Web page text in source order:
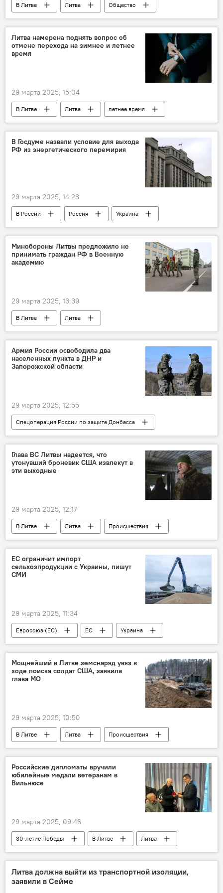
В Литве Литва
Общество
Политика
"Лесные братья"
памятники
Холокост
Литва намерена поднять вопрос об
отмене перехода на зимнее и летнее
время
29 марта 2025, 15:04
В Литве Литва
летнее время
время
ЕС
Евросоюз (ЕС)
президентский дворец
В Госдуме назвали условие для выхода
РФ из энергетического перемирия
29 марта 2025, 14:23
В России Россия
Украина
Госдума РФ
энергетика
Политика
политика
Минобороны Литвы предложило не
принимать граждан РФ в Военную
академию
29 марта 2025, 13:39
В Литве
Литва
Минобороны Литвы
военные
Россия
Китай
Военная академия Литвы имени Йонаса Жямайтиса
Армия России освободила два
населенных пункта в ДНР и
Запорожской области
29 марта 2025, 12:55
Спецоперация России по защите Донбасса
Россия
В России
Украина
ВС РФ
ДНР
Запорожская область
освобождение
Глава ВС Литвы надеется, что
утонувший броневик США извлекут в
эти выходные
29 марта 2025, 12:17
В Литве Литва
Происшествия
Инцидент с военными из США в Литве
ВС Литвы
США
Общество
ЕС ограничит импорт
сельхозпродукции с Украины, пишут
СМИ
29 марта 2025, 11:34
Евросоюз (ЕС) ЕС
Украина
зерновые
зерно
Экономика
торговля
импорт
Мощнейший в Литве земснаряд увяз в
ходе поиска солдат США, заявила
глава МО
29 марта 2025, 10:50
В Литве Литва
Происшествия
Инцидент с военными из США в Литве
спасатели
Минобороны Литвы
Довиле Шакалене
Общество США
Российские дипломаты вручили
юбилейные медали ветеранам в
Вильнюсе
29 марта 2025, 09:46
80-летие Победы В Литве
Литва
Россия
Посольство России в Литве
Общество
память
Великая Отечественная война
Литва должна выйти из транспортной изоляции,
заявили в Сейме